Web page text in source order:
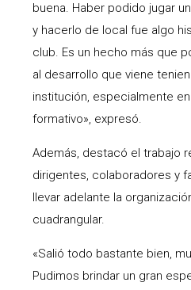
buena. Haber podido jugar
y hacerlo de local fue algo
club. Es un hecho más que
al desarrollo que viene
institución, especialmente
formativo», expresó.
Además, destacó el trabajo
dirigentes, colaboradores y
llevar adelante la
cuadrangular.
«Salió todo bastante bien,
Pudimos brindar un gran